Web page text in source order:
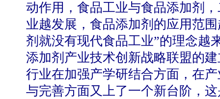
动作用，食品工业与食品添加剂
业越发展，食品添加剂的应用范
剂就没有现代食品工业”的理念越
添加剂产业技术创新战略联盟的
行业在加强产学研结合方面，在
与完善方面又上了一个新台阶，